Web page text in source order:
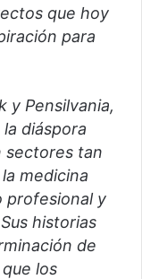
que hoy
para
y Pensilvania,
diáspora
sectores tan
medicina
profesional y
historias
de
los